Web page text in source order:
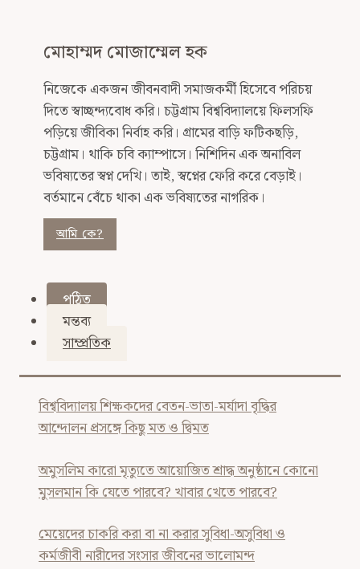
মোহাম্মদ মোজাম্মেল হক
নিজেকে একজন জীবনবাদী সমাজকর্মী হিসেবে পরিচয়
দিতে স্বাচ্ছন্দ্যবোধ করি। চট্টগ্রাম বিশ্ববিদ্যালয়ে ফিলসফি
পড়িয়ে জীবিকা নির্বাহ করি। গ্রামের বাড়ি ফটিকছড়ি,
চট্টগ্রাম। থাকি চবি ক্যাম্পাসে। নিশিদিন এক অনাবিল
ভবিষ্যতের স্বপ্ন দেখি। তাই, স্বপ্নের ফেরি করে বেড়াই।
বর্তমানে বেঁচে থাকা এক ভবিষ্যতের নাগরিক।
আমি কে?
পঠিত
মন্তব্য
সাম্প্রতিক
বিশ্ববিদ্যালয় শিক্ষকদের বেতন-ভাতা-মর্যাদা বৃদ্ধির
আন্দোলন প্রসঙ্গে কিছু মত ও দ্বিমত
অমুসলিম কারো মৃত্যুতে আয়োজিত শ্রাদ্ধ অনুষ্ঠানে কোনো
মুসলমান কি যেতে পারবে? খাবার খেতে পারবে?
মেয়েদের চাকরি করা বা না করার সুবিধা-অসুবিধা ও
কর্মজীবী নারীদের সংসার জীবনের ভালোমন্দ